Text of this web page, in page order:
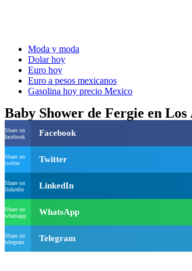
Moda y moda
Dolar hoy
Euro hoy
Euro a pesos mexicanos
Gasolina hoy precio Mexico
Baby Shower de Fergie en Los
Share on
facebook
Facebook
Share on
twitter
Twitter
Share on
linkedin
LinkedIn
Share on
whatsapp
WhatsApp
Share on
telegram
Telegram